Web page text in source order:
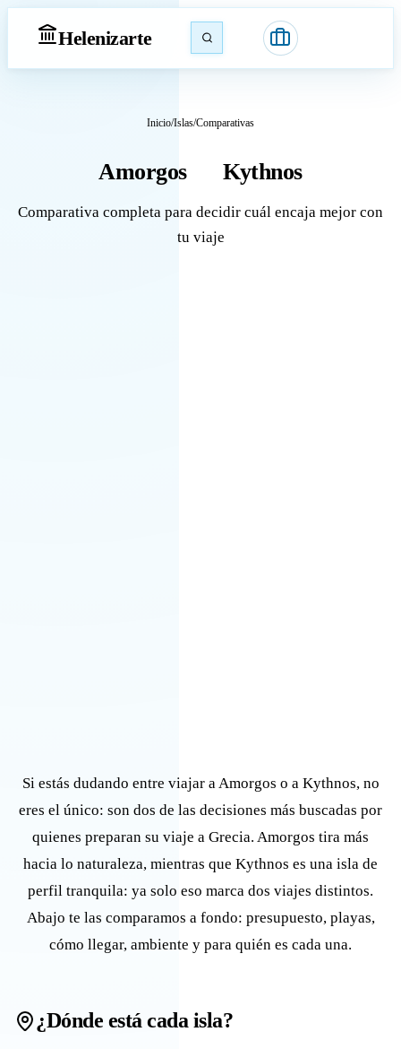
Helenizarte
Inicio/Islas/Comparativas
Amorgos Kythnos
Comparativa completa para decidir cuál encaja mejor con
tu viaje
Si estás dudando entre viajar a Amorgos o a Kythnos, no
eres el único: son dos de las decisiones más buscadas por
quienes preparan su viaje a Grecia. Amorgos tira más
hacia lo naturaleza, mientras que Kythnos es una isla de
perfil tranquila: ya solo eso marca dos viajes distintos.
Abajo te las comparamos a fondo: presupuesto, playas,
cómo llegar, ambiente y para quién es cada una.
¿Dónde está cada isla?